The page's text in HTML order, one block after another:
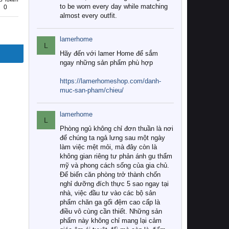
0
to be worn every day while matching
almost every outfit.
L
lamerhome
Hãy đến với lamer Home để sắm
ngay những sản phẩm phù hợp
https://lamerhomeshop.com/danh-
muc-san-pham/chieu/
L
lamerhome
Phòng ngủ không chỉ đơn thuần là nơi
để chúng ta ngả lưng sau một ngày
làm việc mệt mỏi, mà đây còn là
không gian riêng tư phản ánh gu thẩm
mỹ và phong cách sống của gia chủ.
Để biến căn phòng trở thành chốn
nghỉ dưỡng đích thực 5 sao ngay tại
nhà, việc đầu tư vào các bộ sản
phẩm chăn ga gối đệm cao cấp là
điều vô cùng cần thiết. Những sản
phẩm này không chỉ mang lại cảm